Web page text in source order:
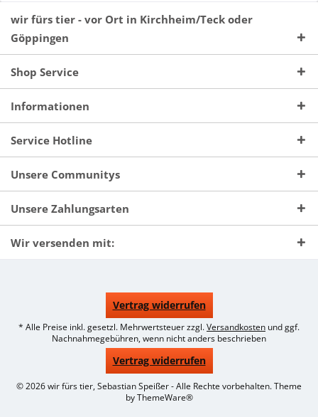
wir fürs tier - vor Ort in Kirchheim/Teck oder
Göppingen
Shop Service
Informationen
Service Hotline
Unsere Communitys
Unsere Zahlungsarten
Wir versenden mit:
Vertrag widerrufen
* Alle Preise inkl. gesetzl. Mehrwertsteuer zzgl.Versandkosten und ggf.
Nachnahmegebühren, wenn nicht anders beschrieben
Vertrag widerrufen
© 2026 wir fürs tier, Sebastian Speißer - Alle Rechte vorbehalten. Theme
byThemeWare®